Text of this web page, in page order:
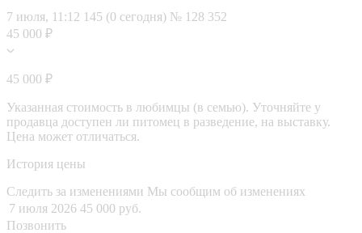
7 июля, 11:12 145 (0 сегодня) № 128 352
45 000 ₽
45 000 ₽
Указанная стоимость в любимцы (в семью). Уточняйте у
продавца доступен ли питомец в разведение, на выставку.
Цена может отличаться.
История цены
Следить за изменениями Мы сообщим об изменениях
7 июля 2026 45 000 руб.
Позвонить